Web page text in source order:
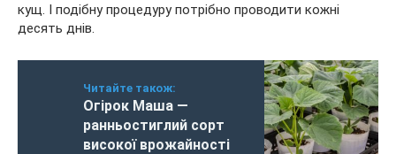
кущ. І подібну процедуру потрібно проводити кожні
десять днів.
Читайте також:
Огірок Маша —
ранньостиглий сорт
високої врожайності